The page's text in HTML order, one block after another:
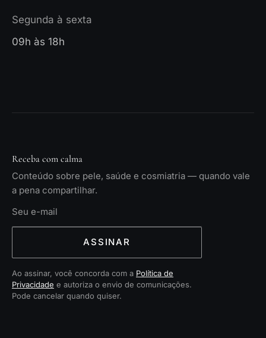
Segunda à sexta
09h às 18h
Receba com calma
Conteúdo sobre pele, saúde e cosmiatria — quando vale
a pena compartilhar.
ASSINAR
Ao assinar, você concorda com a Política de
Privacidade e autoriza o envio de comunicações.
Pode cancelar quando quiser.